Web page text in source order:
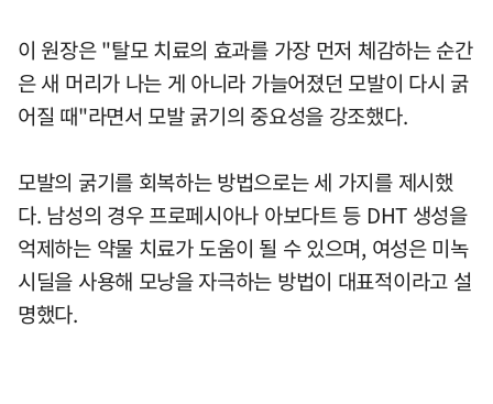
이 원장은 "탈모 치료의 효과를 가장 먼저 체감하는 순간
은 새 머리가 나는 게 아니라 가늘어졌던 모발이 다시 굵
어질 때"라면서 모발 굵기의 중요성을 강조했다.
모발의 굵기를 회복하는 방법으로는 세 가지를 제시했
다. 남성의 경우 프로페시아나 아보다트 등 DHT 생성을
억제하는 약물 치료가 도움이 될 수 있으며, 여성은 미녹
시딜을 사용해 모낭을 자극하는 방법이 대표적이라고 설
명했다.